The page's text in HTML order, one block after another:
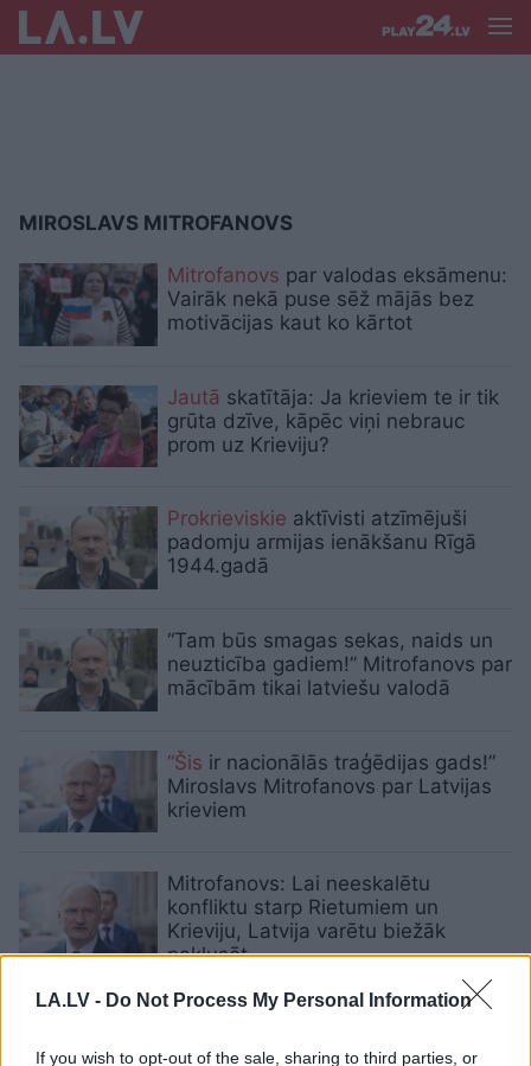
LA.LV - Do Not Process My Personal Information
If you wish to opt-out of the sale, sharing to third parties, or
MIROSLAVS MITROFANOVS
Mitrofanovs par valodas eksāmenu:
Vairāk nekā puse sēž mājās bez
motivācijas kaut ko kārtot
Jautā skatītāja: Ja krieviem te ir tik
grūta dzīve, kāpēc viņi nebrauc
prom uz Krieviju?
Prokrieviskie aktīvisti atzīmējuši
padomju armijas ienākšanu Rīgā
1944.gadā
“Tam būs smagas sekas, naids un
neuzticība gadiem!” Mitrofanovs par
mācībām tikai latviešu valodā
“Šis ir nacionālās traģēdijas gads!”
Miroslavs Mitrofanovs par Latvijas
krieviem
Mitrofanovs: Lai neeskalētu
konfliktu starp Rietumiem un
Krieviju, Latvija varētu biežāk
paklusēt
VIDEO. “Pats tu esi vatņiks!